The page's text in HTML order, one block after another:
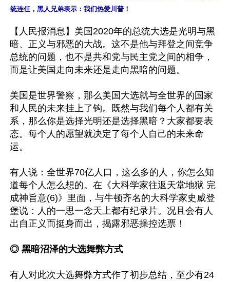
统连任，黑人兄弟表示：我们热爱川普！
【人民报消息】美国2020年的总统大选是光明与黑
暗、正义与邪恶的大战。这不是他与拜登之间竞争
总统的问题，也不是共和党与民主党之间的相争，
而是让美国走向未来还是走向黑暗的问题。
美国是世界警察，那么美国大选就与全世界的国家
和人民的未来挂上了钩。既然与我们每个人都有关
系，那么你是选择光明还是选择黑暗？大家都要表
态。每个人的愿望就决定了每个人自己的未来命
运。
有人说：全世界70亿人口，这么多的人，你怎么知
道每个人怎么想的。在《大科学家往返天堂地狱 完
成神旨意(6)》里面，与牛顿齐名的大科学家史威登
堡说：人的一思一念天上都有纪录片。况且会有人
出自正义而挺身而出，揭露邪恶操控选票！
◎ 黑暗沼泽的大选舞弊方式
有人对此次大选舞弊方式作了初步总结，至少有24